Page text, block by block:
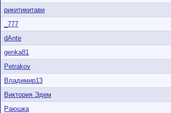
рикитикитави
_777
dAnte
genka81
Petrakov
Владимир13
Виктория Эдем
Раюшка